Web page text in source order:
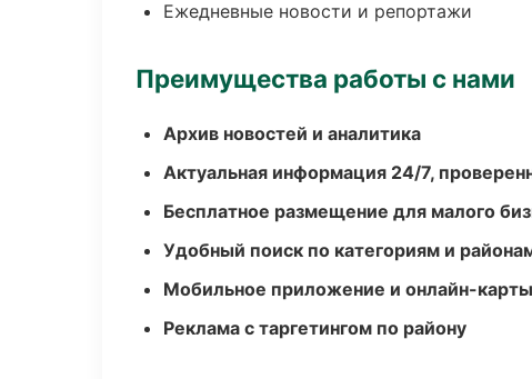
Ежедневные новости и репортажи
Преимущества работы с нами
Архив новостей и аналитика
Актуальная информация 24/7,
Бесплатное размещение для малого
Удобный поиск по категориям и
Мобильное приложение и онлайн-карты
Реклама с таргетингом по району